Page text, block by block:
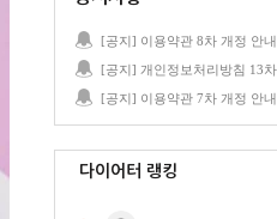
[공지] 이용약관 8차 개정 안내
[공지] 이용약관 7차 개정 안내
다이어터 랭킹